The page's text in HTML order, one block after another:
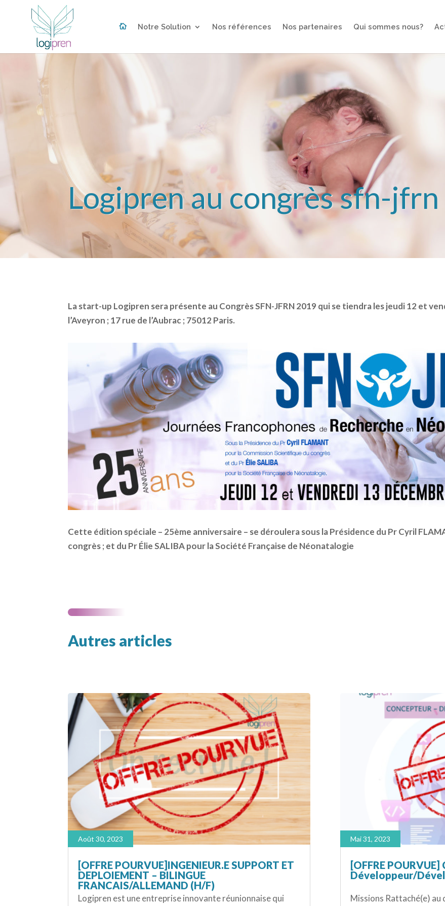
 Notre Solution Nos références Nos partenaires Qui sommes nous?
Logipren au congrès sfn-
La start-up Logipren sera présente au Congrès SFN-JFRN 2019 qui se tiendra les jeudi 12 et
l’Aveyron ; 17 rue de l’Aubrac ; 75012 Paris.
Cette édition spéciale – 25ème anniversaire – se déroulera sous la Présidence du Pr Cyril
congrès ; et du Pr Élie SALIBA pour la Société Française de Néonatalogie
Autres articles
[OFFRE POURVUE]INGENIEUR.E SUPPORT ET
DEPLOIEMENT – BILINGUE
FRANCAIS/ALLEMAND (H/F)
Août 30, 2023
Logipren est une entreprise innovante réunionnaise qui
[OFFRE
Développeur/
Mai 31, 2023
Missions Rattaché(e)